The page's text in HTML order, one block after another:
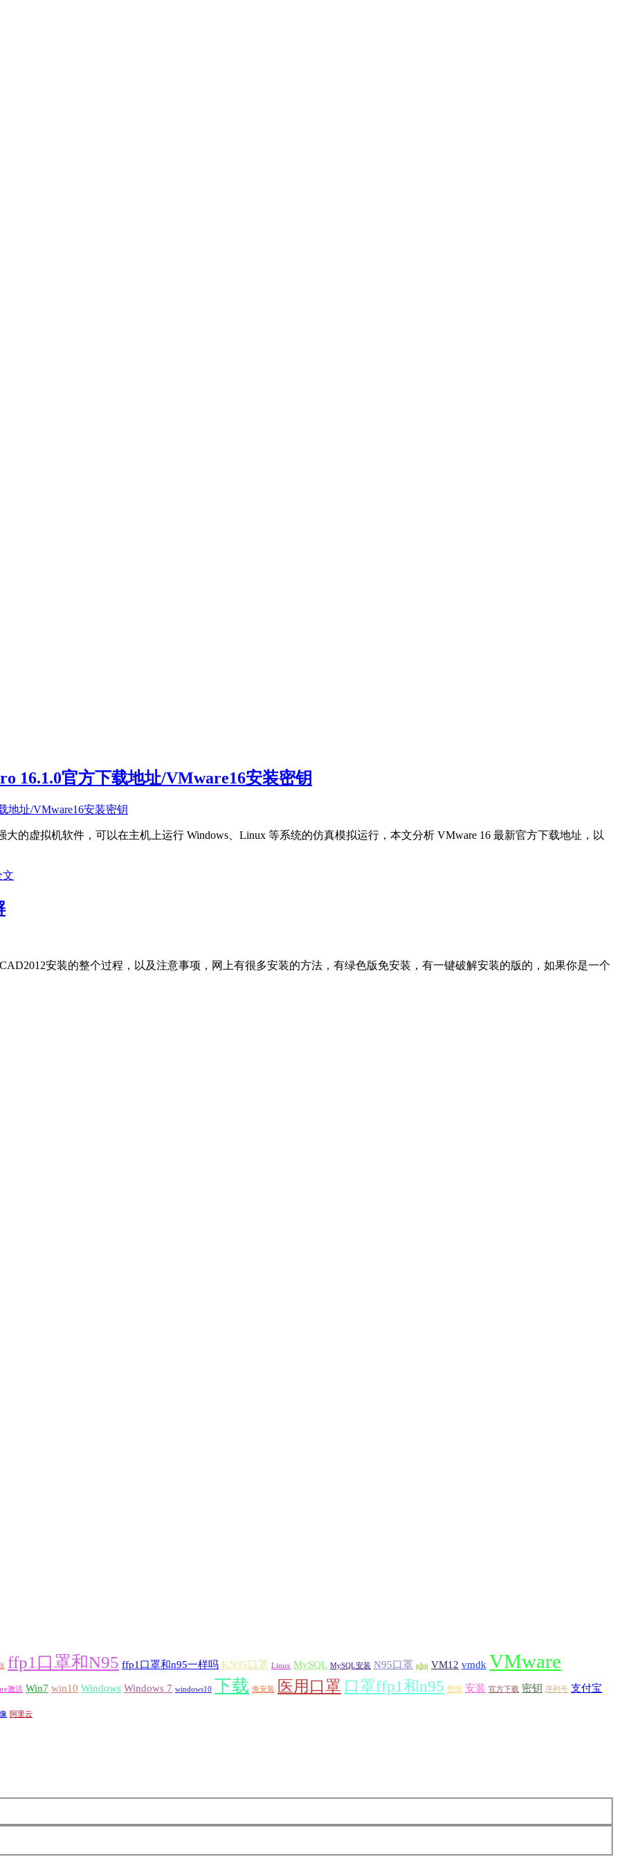
16.1.0官方下载地址/VMware16安装密钥
的虚拟机软件，可以在主机上运行 Windows、Linux 等系统的仿真模拟运行，本文分析 VMware 16 最新官方下载地址，以
文
安装的整个过程，以及注意事项，网上有很多安装的方法，有绿色版免安装，有一键破解安装的版的，如果你是一个
ffp1口罩和N95 ffp1口罩和n95一样吗 KN95口罩 Linux MySQL MySQL安装 N95口罩 php VM12 vmdk VMware
激活 Win7 win10 Windows Windows 7 windows10 下载 免安装 医用口罩 口罩ffp1和n95 壁纸 安装 官方下载 密钥 序列号 支付宝
阿里云